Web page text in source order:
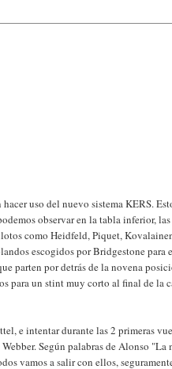
uso del nuevo sistema KERS.
observar en la tabla inferior,
como Heidfeld, Piquet,
escogidos por Bridgestone para
parten por detrás de la novena
para un stint muy corto al final de la
e intentar durante las 2 primeras
Según palabras de Alonso "La
vamos a salir con ellos,